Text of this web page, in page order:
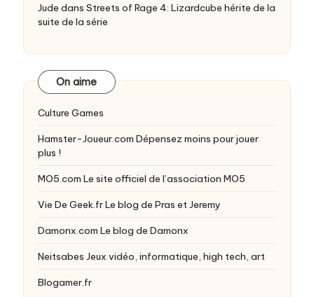
Jude dans Streets of Rage 4: Lizardcube hérite de la
suite de la série
On aime
Culture Games
Hamster-Joueur.com Dépensez moins pour jouer
plus !
MO5.com Le site officiel de l’association MO5
Vie De Geek.frLe blog de Pras et Jeremy
Damonx.com Le blog de Damonx
Neitsabes Jeux vidéo, informatique, high tech, art
Blogamer.fr